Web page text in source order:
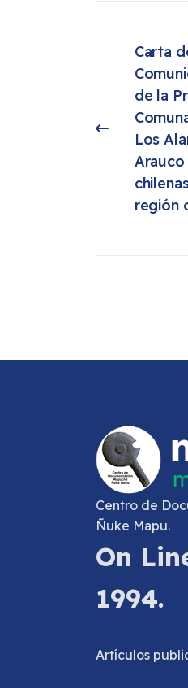
Carta
de la
Los
región
Centro de
Ñuke Mapu.
On
1994.
Artículos